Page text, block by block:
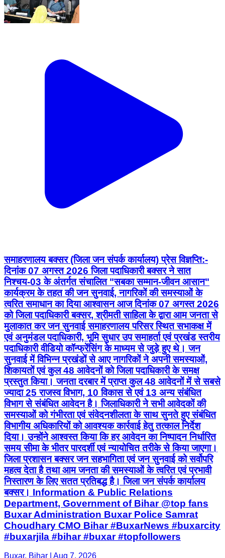
समाहरणालय बक्सर (जिला जन संपर्क कार्यालय) प्रेस विज्ञप्ति:-
दिनांक 07 अगस्त 2026 जिला पदाधिकारी बक्सर ने सात
निश्चय-03 के अंतर्गत संचालित "सबका सम्मान-जीवन आसान"
कार्यक्रम के तहत की जन सुनवाई, नागरिकों की समस्याओं के
त्वरित समाधान का दिया आश्वासन आज दिनांक 07 अगस्त 2026
को जिला पदाधिकारी बक्सर, श्रीमती साहिला के द्वारा आम जनता से
मुलाकात कर जन सुनवाई समाहरणालय परिसर स्थित सभाकक्ष में
एवं अनुमंडल पदाधिकारी, भूमि सुधार उप समाहर्ता एवं प्रखंड स्तरीय
पदाधिकारी वीडियो कॉन्फ्रेंसिंग के माध्यम से जुड़े हुए थे। जन
सुनवाई में विभिन्न प्रखंडों से आए नागरिकों ने अपनी समस्याओं,
शिकायतों एवं कुल 48 आवेदनों को जिला पदाधिकारी के समक्ष
प्रस्तुत किया। जनता दरबार में प्राप्त कुल 48 आवेदनों में से सबसे
ज्यादा 25 राजस्व विभाग, 10 विकास से एवं 13 अन्य संबंधित
विभाग से संबंधित आवेदन है। जिलाधिकारी ने सभी आवेदकों की
समस्याओं को गंभीरता एवं संवेदनशीलता के साथ सुनते हुए संबंधित
विभागीय अधिकारियों को आवश्यक कार्रवाई हेतु तत्काल निर्देश
दिया। उन्होंने आश्वस्त किया कि हर आवेदन का निष्पादन निर्धारित
समय सीमा के भीतर पारदर्शी एवं न्यायोचित तरीके से किया जाएगा।
जिला प्रशासन बक्सर जन सहभागिता एवं जन सुनवाई को सर्वोपरि
महत्व देता है तथा आम जनता की समस्याओं के त्वरित एवं प्रभावी
निस्तारण के लिए सतत प्रतिबद्ध है। जिला जन संपर्क कार्यालय
बक्सर। Information & Public Relations
Department, Government of Bihar @top fans
Buxar Administration Buxar Police Samrat
Choudhary CMO Bihar #BuxarNews #buxarcity
#buxarjila #bihar #buxar #topfollowers
Buxar, Bihar | Aug 7, 2026